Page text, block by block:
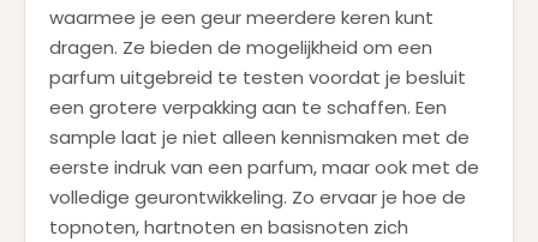
waarmee je een geur meerdere keren kunt
dragen. Ze bieden de mogelijkheid om een
parfum uitgebreid te testen voordat je besluit
een grotere verpakking aan te schaffen. Een
sample laat je niet alleen kennismaken met de
eerste indruk van een parfum, maar ook met de
volledige geurontwikkeling. Zo ervaar je hoe de
topnoten, hartnoten en basisnoten zich